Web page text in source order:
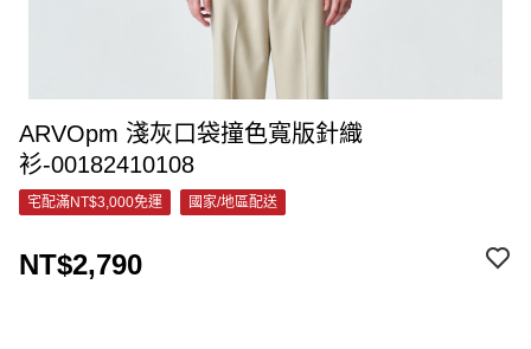
ARVOpm 淺灰口袋撞色寬版針織
衫-00182410108
宅配滿NT$3,000免運 國家/地區配送
NT$2,790